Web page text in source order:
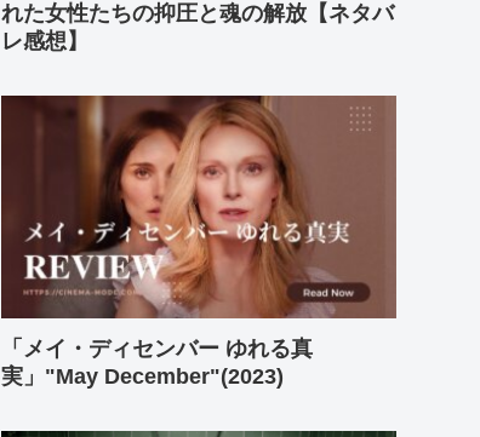
れた女性たちの抑圧と魂の解放【ネタバ
レ感想】
「メイ・ディセンバー ゆれる真
実」"May December"(2023)